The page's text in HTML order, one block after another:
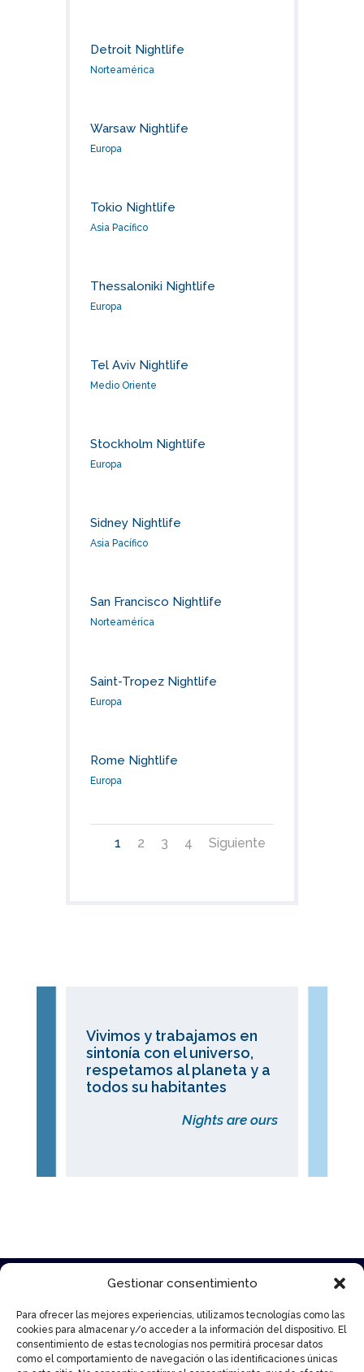
Gestionar consentimiento
Para ofrecer las mejores experiencias, utilizamos tecnologías como las
cookies para almacenar y/o acceder a la información del dispositivo. El
consentimiento de estas tecnologías nos permitirá procesar datos
como el comportamiento de navegación o las identificaciones únicas
Detroit Nightlife
Norteamérica
Warsaw Nightlife
Europa
Tokio Nightlife
Asia Pacífico
Thessaloniki Nightlife
Europa
Tel Aviv Nightlife
Medio Oriente
Stockholm Nightlife
Europa
Sidney Nightlife
Asia Pacífico
San Francisco Nightlife
Norteamérica
Saint-Tropez Nightlife
Europa
Rome Nightlife
Europa
1 2 3 4 Siguiente
Vivimos y trabajamos en
sintonía con el universo,
respetamos al planeta y a
todos su habitantes
Nights are ours
WeNightlifers
W Scouting Tour